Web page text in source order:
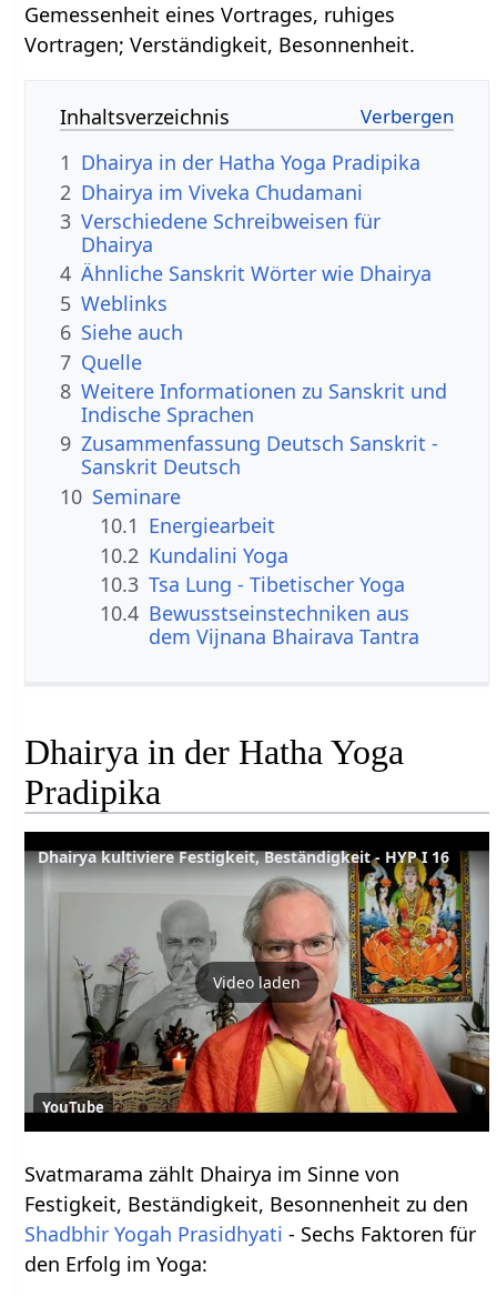
Gemessenheit eines Vortrages, ruhiges
Vortragen; Verständigkeit, Besonnenheit.
Inhaltsverzeichnis
1 Dhairya in der Hatha Yoga Pradipika
2 Dhairya im Viveka Chudamani
3 Verschiedene Schreibweisen für
Dhairya
4 Ähnliche Sanskrit Wörter wie Dhairya
5 Weblinks
6 Siehe auch
7 Quelle
8 Weitere Informationen zu Sanskrit und
Indische Sprachen
9 Zusammenfassung Deutsch Sanskrit -
Sanskrit Deutsch
10 Seminare
10.1 Energiearbeit
10.2 Kundalini Yoga
10.3 Tsa Lung - Tibetischer Yoga
10.4 Bewusstseinstechniken aus
dem Vijnana Bhairava Tantra
Dhairya in der Hatha Yoga
Pradipika
Dhairya kultiviere Festigkeit, Beständigkeit - HYP I 16
Video laden
YouTube
Svatmarama zählt Dhairya im Sinne von
Festigkeit, Beständigkeit, Besonnenheit zu den
Shadbhir Yogah Prasidhyati - Sechs Faktoren für
den Erfolg im Yoga: